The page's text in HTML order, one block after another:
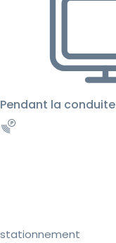
Pendant la conduite
stationnement